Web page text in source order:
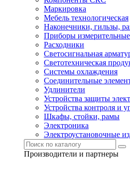
Маркировка
Мебель технологическая
Наконечники, гильзы,
Приборы измерительные
Расходники
Светосигнальная
Светотехническая
Системы охлаждения
Соединительные
Удлинители
Устройства защиты
Устройства контроля и
Шкафы, стойки, рамы
Электроника
Электроустановочные
Производители и партнеры